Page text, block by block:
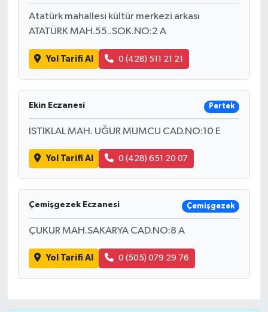
Atatürk mahallesi kültür merkezi arkası
ATATÜRK MAH.55..SOK.NO:2 A
Yol Tarifi Al 0 (428) 511 21 21
Ekin Eczanesi Pertek
İSTİKLAL MAH. UĞUR MUMCU CAD.NO:10 E
Yol Tarifi Al 0 (428) 651 20 07
Çemişgezek Eczanesi Çemişgezek
ÇUKUR MAH.SAKARYA CAD.NO:8 A
Yol Tarifi Al 0 (505) 079 29 76